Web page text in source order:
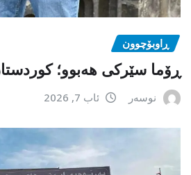
ڕاوبۆچوون
ڕۆما سێرکی هەبوو؛
نوسەر ئاب 7, 2026